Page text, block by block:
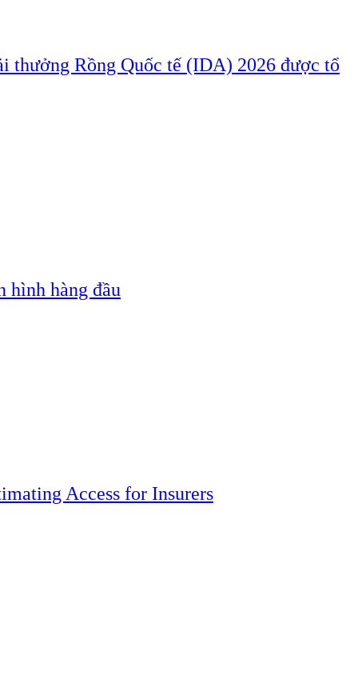
Rồng Quốc tế (IDA) 2026 được tổ
hình hàng đầu
Access for Insurers